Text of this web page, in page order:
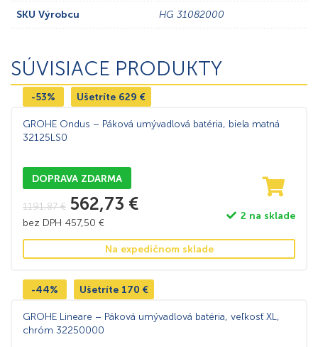
SKU Výrobcu HG 31082000
SÚVISIACE PRODUKTY
-53% Ušetríte 629 €
GROHE Ondus – Páková umývadlová batéria, biela matná
32125LS0
DOPRAVA ZDARMA
1191,87€ 562,73 €
bez DPH 457,50 €
2 na sklade
Na expedičnom sklade
-44% Ušetríte 170 €
GROHE Lineare – Páková umývadlová batéria, veľkosť XL,
chróm 32250000